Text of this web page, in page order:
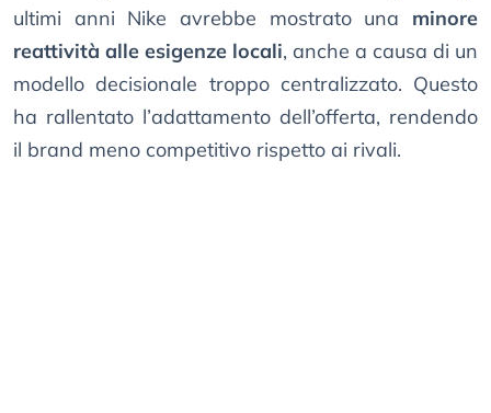
ultimi anni Nike avrebbe mostrato una minore
reattività alle esigenze locali, anche a causa di un
modello decisionale troppo centralizzato. Questo
ha rallentato l’adattamento dell’offerta, rendendo
il brand meno competitivo rispetto ai rivali.